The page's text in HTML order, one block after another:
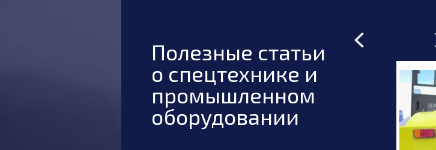
Полезные статьи
о спецтехнике и
промышленном
оборудовании